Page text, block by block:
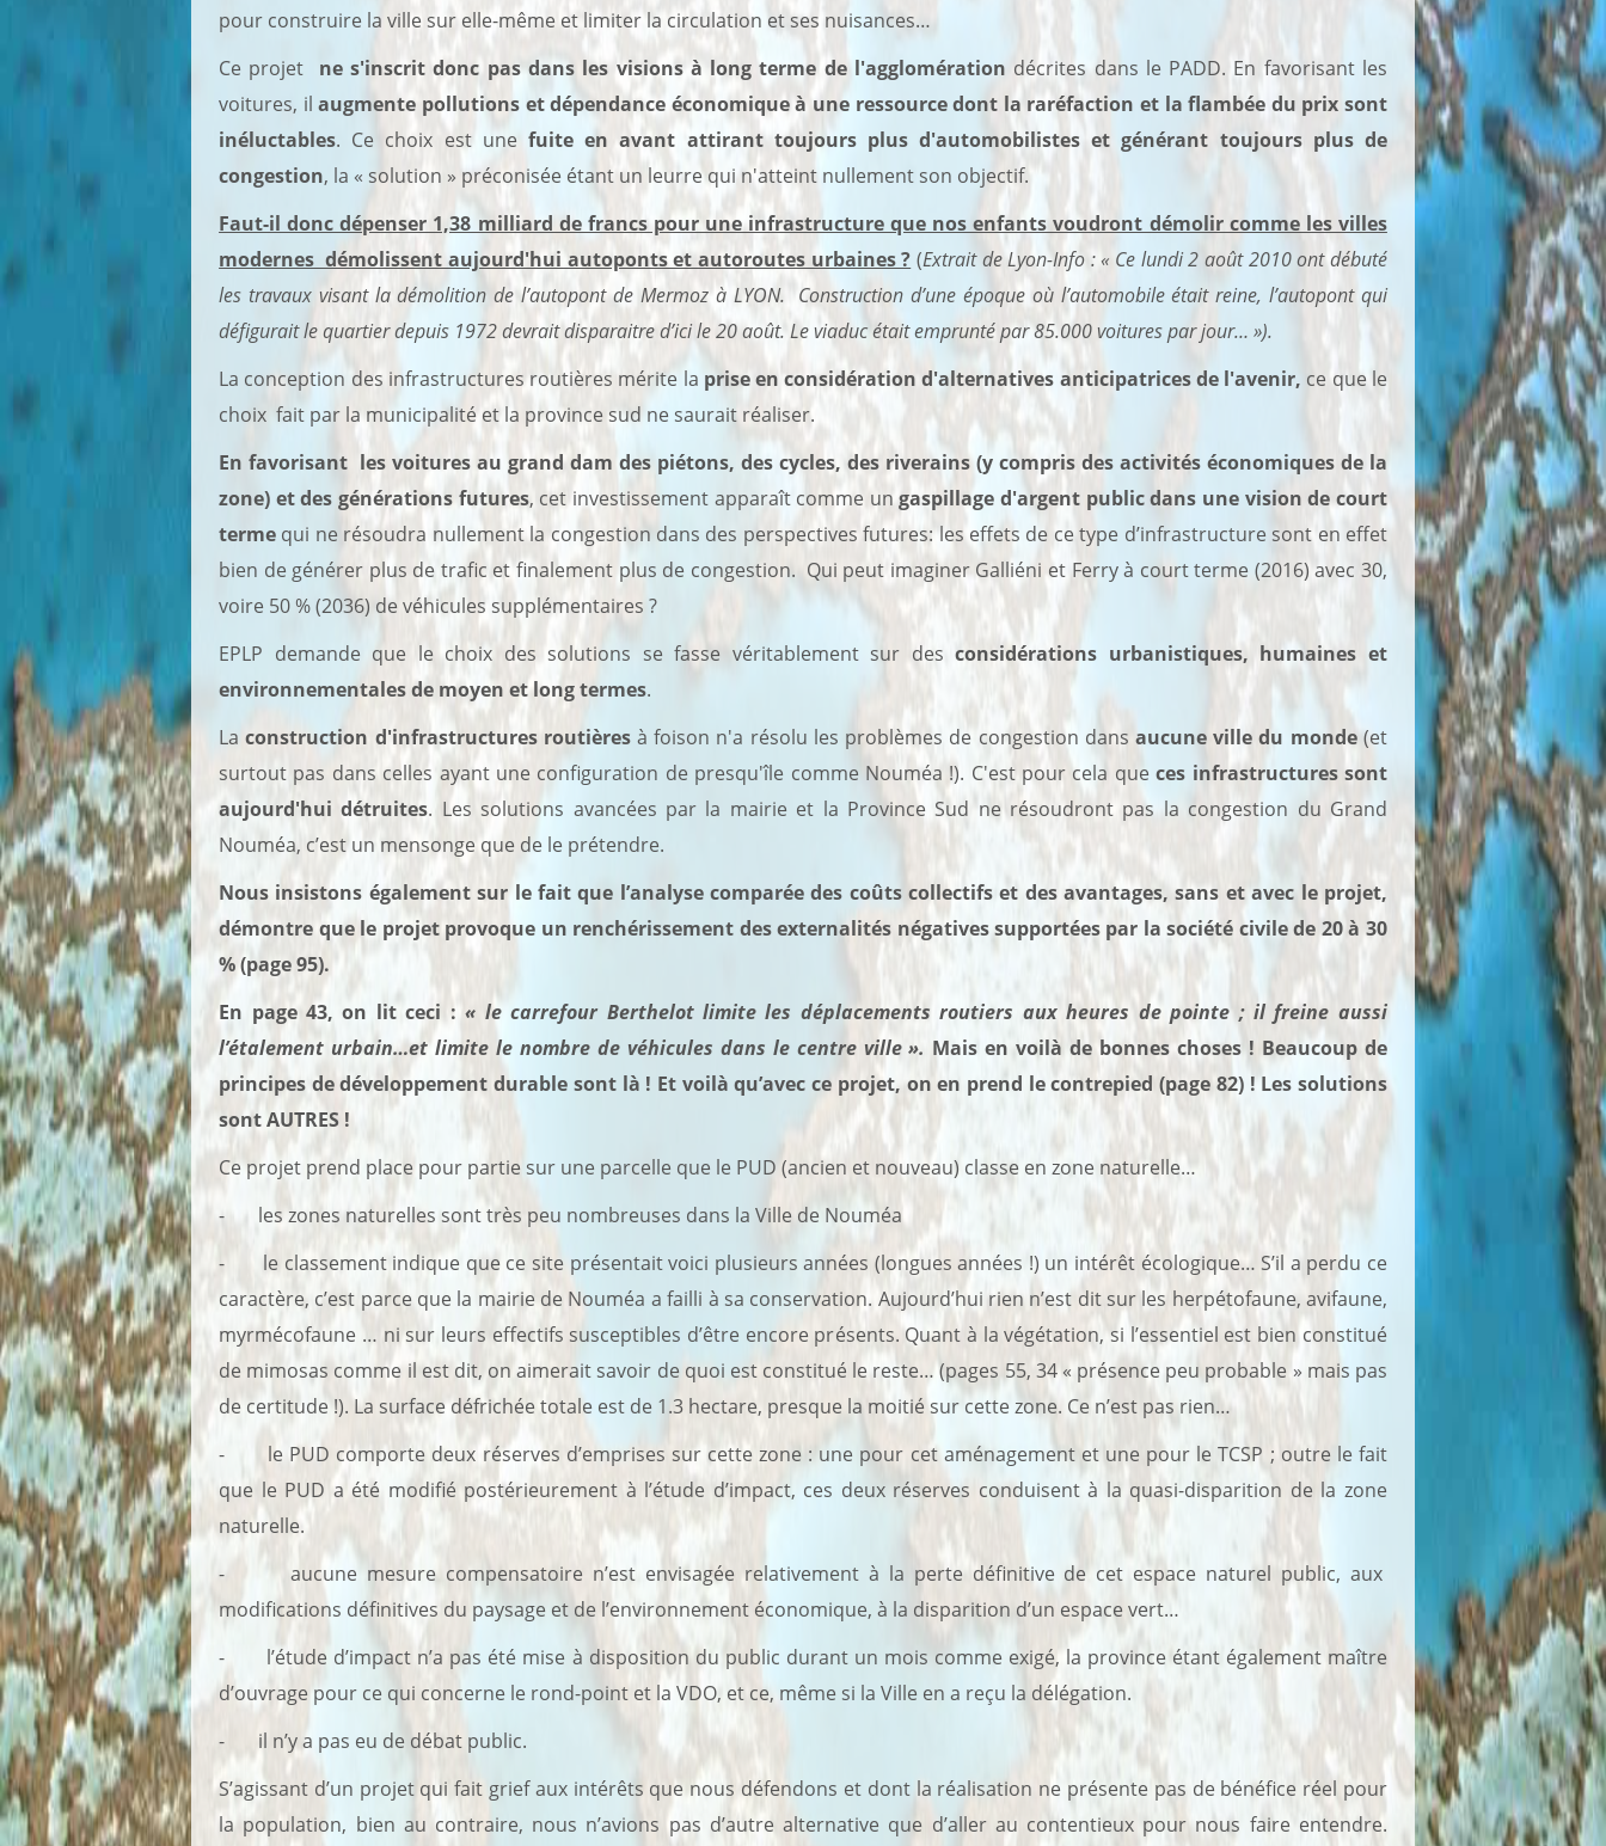
pour construire la ville sur elle-même et limiter la circulation et ses nuisances…
Ce projet ne s'inscrit donc pas dans les visions à long terme de l'agglomération décrites dans le PADD. En favorisant les
voitures, ilaugmente pollutions et dépendance économique à une ressource dont la raréfaction et la flambée du prix sont
inéluctables. Ce choix est une fuite en avant attirant toujours plus d'automobilistes et générant toujours plus de
congestion, la « solution » préconisée étant un leurre qui n'atteint nullement son objectif.
Faut-il donc dépenser 1,38 milliard de francs pour une infrastructure que nos enfants voudront démolir comme les villes
modernes démolissent aujourd'hui autoponts et autoroutes urbaines ? (Extrait de Lyon-Info : « Ce lundi 2 août 2010 ont débuté
les travaux visant la démolition de l’autopont de Mermoz à LYON. Construction d’une époque où l’automobile était reine, l’autopont qui
défigurait le quartier depuis 1972 devrait disparaitre d’ici le 20 août. Le viaduc était emprunté par 85.000 voitures par jour… »).
La conception des infrastructures routières mérite la prise en considération d'alternatives anticipatrices de l'avenir, ce que le
choix fait par la municipalité et la province sud ne saurait réaliser.
En favorisant les voitures au grand dam des piétons, des cycles, des riverains (y compris des activités économiques de la
zone) et des générations futures, cet investissement apparaît comme ungaspillage d'argent public dans une vision de court
terme qui ne résoudra nullement la congestion dans des perspectives futures: les effets de ce type d’infrastructure sont en effet
bien de générer plus de trafic et finalement plus de congestion. Qui peut imaginer Galliéni et Ferry à court terme (2016) avec 30,
voire 50 % (2036) de véhicules supplémentaires ?
EPLP demande que le choix des solutions se fasse véritablement sur desconsidérations urbanistiques, humaines et
environnementales de moyen et long termes.
Laconstruction d'infrastructures routièresà foison n'a résolu les problèmes de congestion dansaucune ville du monde(et
surtout pas dans celles ayant une configuration de presqu'île comme Nouméa !). C'est pour cela queces infrastructures sont
aujourd'hui détruites. Les solutions avancées par la mairie et la Province Sud ne résoudront pas la congestion du Grand
Nouméa, c’est un mensonge que de le prétendre.
Nous insistons également sur le fait que l’analyse comparée des coûts collectifs et des avantages, sans et avec le projet,
démontre que le projet provoque un renchérissement des externalités négatives supportées par la société civile de 20 à 30
% (page 95).
En page 43, on lit ceci :« le carrefour Berthelot limite les déplacements routiers aux heures de pointe ; il freine aussi
l’étalement urbain…et limite le nombre de véhicules dans le centre ville ». Mais en voilà de bonnes choses ! Beaucoup de
principes de développement durable sont là ! Et voilà qu’avec ce projet, on en prend le contrepied (page 82) ! Les solutions
sont AUTRES !
Ce projet prend place pour partie sur une parcelle que le PUD (ancien et nouveau) classe en zone naturelle…
- les zones naturelles sont très peu nombreuses dans la Ville de Nouméa
- le classement indique que ce site présentait voici plusieurs années (longues années !) un intérêt écologique… S’il a perdu ce
caractère, c’est parce que la mairie de Nouméa a failli à sa conservation. Aujourd’hui rien n’est dit sur les herpétofaune, avifaune,
myrmécofaune … ni sur leurs effectifs susceptibles d’être encore présents. Quant à la végétation, si l’essentiel est bien constitué
de mimosas comme il est dit, on aimerait savoir de quoi est constitué le reste… (pages 55, 34 « présence peu probable » mais pas
de certitude !). La surface défrichée totale est de 1.3 hectare, presque la moitié sur cette zone. Ce n’est pas rien…
- le PUD comporte deux réserves d’emprises sur cette zone : une pour cet aménagement et une pour le TCSP ; outre le fait
que le PUD a été modifié postérieurement à l’étude d’impact, ces deux réserves conduisent à la quasi-disparition de la zone
naturelle.
- aucune mesure compensatoire n’est envisagée relativement à la perte définitive de cet espace naturel public, aux
modifications définitives du paysage et de l’environnement économique, à la disparition d’un espace vert…
- l’étude d’impact n’a pas été mise à disposition du public durant un mois comme exigé, la province étant également maître
d’ouvrage pour ce qui concerne le rond-point et la VDO, et ce, même si la Ville en a reçu la délégation.
- il n’y a pas eu de débat public.
S’agissant d’un projet qui fait grief aux intérêts que nous défendons et dont la réalisation ne présente pas de bénéfice réel pour
la population, bien au contraire, nous n’avions pas d’autre alternative que d’aller au contentieux pour nous faire entendre.